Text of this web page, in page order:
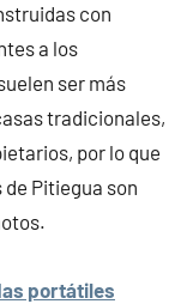
con
a los
ser más
tradicionales,
por lo que
Pitiegua son
portátiles